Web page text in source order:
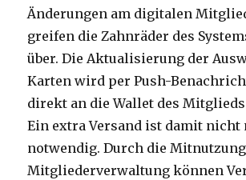
Änderungen am digitalen
greifen die Zahnräder des
über. Die Aktualisierung der
Karten wird per Push-
direkt an die Wallet des
Ein extra Versand ist damit nicht
notwendig. Durch die
Mitgliederverwaltung können